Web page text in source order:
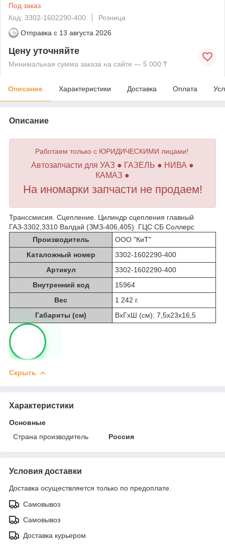
Под заказ
Код: 3302-1602290-400
Розница
Отправка с 13 августа 2026
Цену уточняйте
Минимальная сумма заказа на сайте — 5 000 ₸
Описание Характеристики Доставка Оплата
Описание
Работаем только с ЮРИДИЧЕСКИМИ лицами!
Автозапчасти для УАЗ ● ГАЗЕЛЬ ● НИВА ●
КАМАЗ ●
На иномарки запчасти не продаем!
Транссмисия. Сцепление. Цилиндр сцепления главный
ГАЗ-3302,3310 Валдай (ЗМЗ-406,405) ГЦС СБ Соллерс
Производитель
ООО "КиТ"
Каталожный номер
3302-1602290-400
Артикул
3302-1602290-400
Внутренний код
15964
Вес
1 242 г.
Габариты (см)
ВхГхШ (см): 7,5х23х16,5
Скрыть
Характеристики
Основные
Страна производитель
Россия
Условия доставки
Доставка осуществляется только по предоплате.
Самовывоз
Самовывоз
Доставка курьером